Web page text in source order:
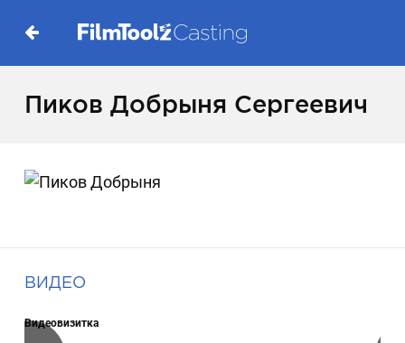
Пиков Добрыня Сергеевич
ВИДЕО
Видеовизитка